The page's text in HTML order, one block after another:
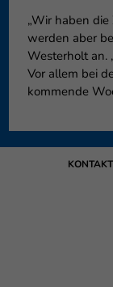
„Wir haben
werden aber
Westerholt an.
Vor allem bei
kommende
KONTAKT